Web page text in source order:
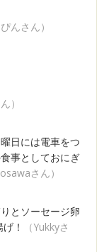
んさん）
）
日には電車をつ
事としておにぎ
さん）
とソーセージ卵
！
（Yukkyさ